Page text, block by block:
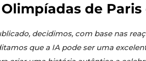
de
decidimos, com base nas
que a IA pode ser uma